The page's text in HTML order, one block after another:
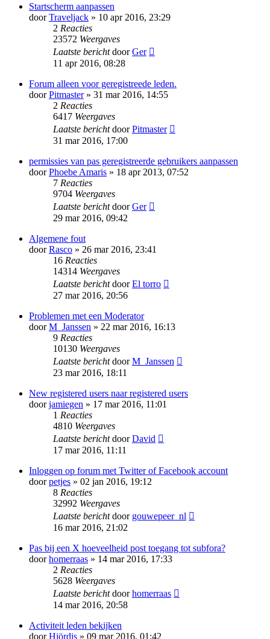
Startscherm aanpassen
doorTraveljack » 10 apr 2016, 23:29
2 Reacties
23572 Weergaves
Laatste berichtdoorGer
11 apr 2016, 08:28
Forum alleen voor geregistreede leden.
doorPitmaster» 31 mar 2016, 14:55
2 Reacties
6417 Weergaves
Laatste berichtdoorPitmaster
31 mar 2016, 17:00
permissies van pas geregistreerde gebruikers aanpassen
doorPhoebe Amaris » 18 apr 2013, 07:52
7 Reacties
9704 Weergaves
Laatste berichtdoorGer
29 mar 2016, 09:42
Algemene fout
doorRasco » 26 mar 2016, 23:41
16 Reacties
14314 Weergaves
Laatste berichtdoorEl torro
27 mar 2016, 20:56
Problemen met een Moderator
doorM_Janssen » 22 mar 2016, 16:13
9 Reacties
10130 Weergaves
Laatste berichtdoorM_Janssen
23 mar 2016, 18:11
New registered users naar registered users
doorjamiegen » 17 mar 2016, 11:01
1 Reacties
4810 Weergaves
Laatste berichtdoorDavid
17 mar 2016, 11:11
Inloggen op forum met Twitter of Facebook account
doorpetjes » 02 jan 2016, 19:12
8 Reacties
32992 Weergaves
Laatste berichtdoor gouwepeer_nl
16 mar 2016, 21:02
Pas bij een X hoeveelheid post toegang tot subfora?
doorhomerraas » 14 mar 2016, 17:33
2 Reacties
5628 Weergaves
Laatste berichtdoorhomerraas
14 mar 2016, 20:58
Activiteit leden bekijken
doorHjördis » 09 mar 2016, 01:42